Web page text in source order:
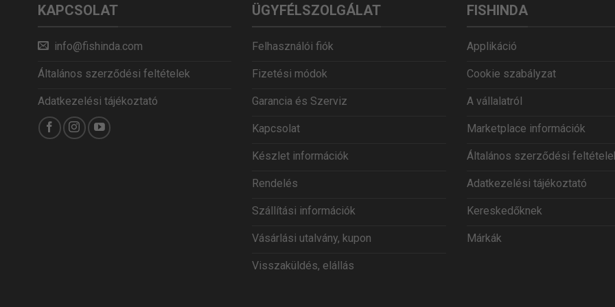
KAPCSOLAT
info@fishinda.com
Általános szerződési feltételek
Adatkezelési tájékoztató
ÜGYFÉLSZOLGÁLAT
Felhasználói fiók
Fizetési módok
Garancia és Szerviz
Kapcsolat
Készlet információk
Rendelés
Szállítási információk
Vásárlási utalvány, kupon
Visszaküldés, elállás
FISHINDA
Applikáció
Cookie szabályzat
A vállalatról
Marketplace információk
Általános szerződési
Adatkezelési tájékoztató
Kereskedőknek
Márkák